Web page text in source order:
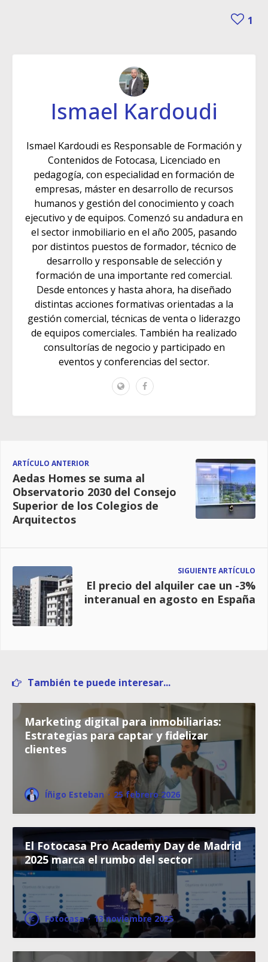
1
Ismael Kardoudi
Ismael Kardoudi es Responsable de Formación y
Contenidos de Fotocasa, Licenciado en
pedagogía, con especialidad en formación de
empresas, máster en desarrollo de recursos
humanos y gestión del conocimiento y coach
ejecutivo y de equipos. Comenzó su andadura en
el sector inmobiliario en el año 2005, pasando
por distintos puestos de formador, técnico de
desarrollo y responsable de selección y
formación de una importante red comercial.
Desde entonces y hasta ahora, ha diseñado
distintas acciones formativas orientadas a la
gestión comercial, técnicas de venta o liderazgo
de equipos comerciales. También ha realizado
consultorías de negocio y participado en
eventos y conferencias del sector.
ARTÍCULO ANTERIOR
Aedas Homes se suma al
Observatorio 2030 del Consejo
Superior de los Colegios de
Arquitectos
SIGUIENTE ARTÍCULO
El precio del alquiler cae un -3%
interanual en agosto en España
También te puede interesar...
Marketing digital para inmobiliarias:
Estrategias para captar y fidelizar
clientes
Íñigo Esteban · 25 febrero 2026
El Fotocasa Pro Academy Day de Madrid
2025 marca el rumbo del sector
Fotocasa · 13 noviembre 2025